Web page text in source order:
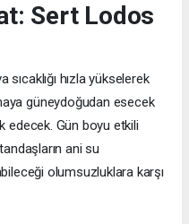
Sert Lodos
sıcaklığı hızla yükselerek
güneydoğudan esecek
edecek. Gün boyu etkili
ani su
olumsuzluklara karşı